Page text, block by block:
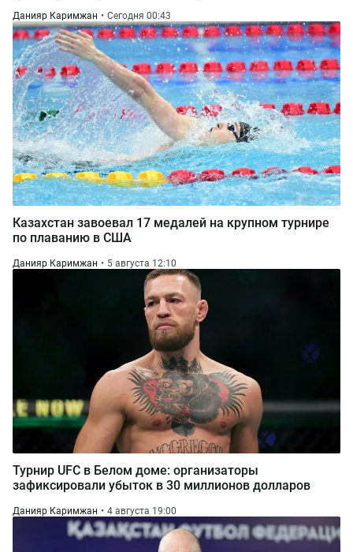
Данияр Каримжан Сегодня 00:43
Казахстан завоевал 17 медалей на крупном турнире
по плаванию в США
Данияр Каримжан 5 августа 12:10
Турнир UFC в Белом доме: организаторы
зафиксировали убыток в 30 миллионов долларов
Данияр Каримжан 4 августа 19:00